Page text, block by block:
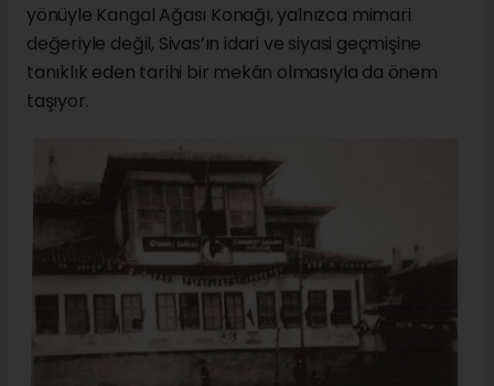
yönüyle Kangal Ağası Konağı, yalnızca mimari
değeriyle değil, Sivas’ın idari ve siyasi geçmişine
tanıklık eden tarihi bir mekân olmasıyla da önem
taşıyor.